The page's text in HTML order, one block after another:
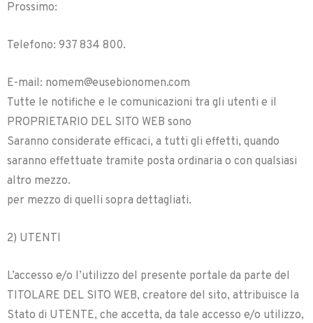
Prossimo:
Telefono: 937 834 800.
E-mail: nomem@eusebionomen.com
Tutte le notifiche e le comunicazioni tra gli utenti e il
PROPRIETARIO DEL SITO WEB sono
Saranno considerate efficaci, a tutti gli effetti, quando
saranno effettuate tramite posta ordinaria o con qualsiasi
altro mezzo.
per mezzo di quelli sopra dettagliati.
2) UTENTI
L’accesso e/o l’utilizzo del presente portale da parte del
TITOLARE DEL SITO WEB, creatore del sito, attribuisce la
Stato di UTENTE, che accetta, da tale accesso e/o utilizzo,